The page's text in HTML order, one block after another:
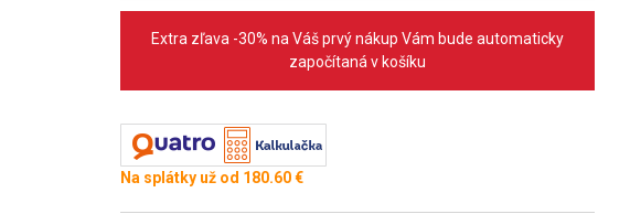
Extra zľava -30% na Váš prvý nákup Vám bude automaticky
započítaná v košíku
Na splátky už od 180.60 €